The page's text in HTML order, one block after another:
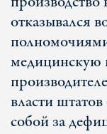
отказывался
медицинскую
власти
собой за